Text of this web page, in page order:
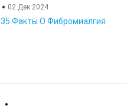
02 Дек 2024
35 Факты О Фибромиалгия